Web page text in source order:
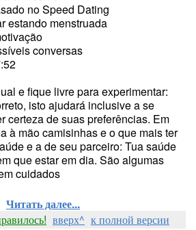
no Speed Dating
estando menstruada
conversas
e fique livre para experimentar:
isto ajudará inclusive a se
certeza de suas preferências. Em
à mão camisinhas e o que mais ter
e a de seu parceiro: Tua saúde
que estar em dia. São algumas
cuidados
Читать далее...
вверх^ к полной версии